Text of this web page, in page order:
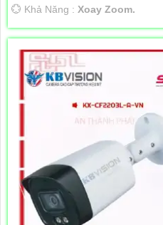
️💮 Khả Năng : Xoay Zoom.